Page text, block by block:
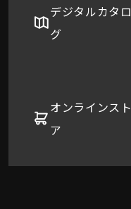
デジタルカタロ
グ
オンラインスト
ア